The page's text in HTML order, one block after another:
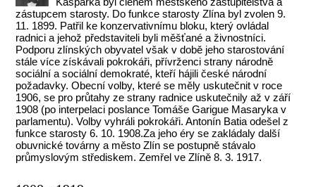
zástupcem starosty. Do funkce starosty Zlína byl zvolen 9.
11. 1899. Patřil ke konzervativnímu bloku, který ovládal
radnici a jehož představiteli byli měšťané a živnostníci.
Podporu zlínských obyvatel však v době jeho starostování
stále více získávali pokrokáři, přívrženci strany národně
sociální a sociální demokraté, kteří hájili české národní
požadavky. Obecní volby, které se měly uskutečnit v roce
1906, se pro průtahy ze strany radnice uskutečnily až v září
1908 (po interpelaci poslance Tomáše Garigue Masaryka v
parlamentu). Volby vyhráli pokrokáři. Antonín Batia odešel z
funkce starosty 6. 10. 1908.Za jeho éry se zakládaly další
obuvnické továrny a město Zlín se postupně stávalo
průmyslovým střediskem. Zemřel ve Zlíně 8. 3. 1917.